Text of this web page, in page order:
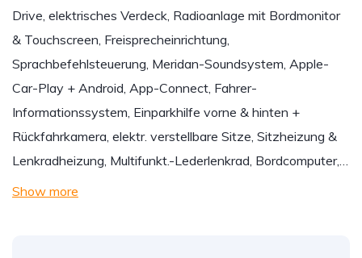
Drive, elektrisches Verdeck, Radioanlage mit Bordmonitor
& Touchscreen, Freisprecheinrichtung,
Sprachbefehlsteuerung, Meridan-Soundsystem, Apple-
Car-Play + Android, App-Connect, Fahrer-
Informationssystem, Einparkhilfe vorne & hinten +
Rückfahrkamera, elektr. verstellbare Sitze, Sitzheizung &
Lenkradheizung, Multifunkt.-Lederlenkrad, Bordcomputer,…
Show more